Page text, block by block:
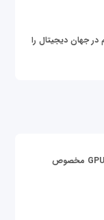
جهان دیجیتال را
قیمت سرور گرافیکی | خرید GPU Server مخصوص